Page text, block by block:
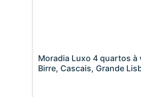
Moradia Luxo 4 quartos à
Birre, Cascais, Grande